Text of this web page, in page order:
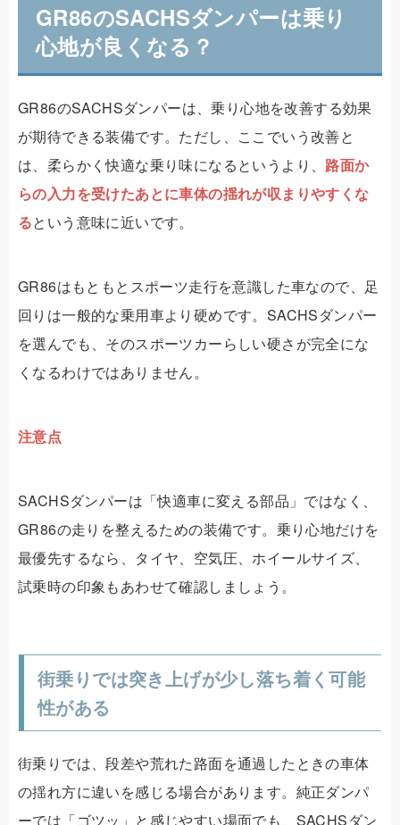
GR86のSACHSダンパーは乗り
心地が良くなる？
GR86のSACHSダンパーは、乗り心地を改善する効果
が期待できる装備です。ただし、ここでいう改善と
は、柔らかく快適な乗り味になるというより、 路面か
らの入力を受けたあとに車体の揺れが収まりやすくな
るという意味に近いです。
GR86はもともとスポーツ走行を意識した車なので、足
回りは一般的な乗用車より硬めです。SACHSダンパー
を選んでも、そのスポーツカーらしい硬さが完全にな
くなるわけではありません。
注意点
SACHSダンパーは「快適車に変える部品」ではなく、
GR86の走りを整えるための装備です。乗り心地だけを
最優先するなら、タイヤ、空気圧、ホイールサイズ、
試乗時の印象もあわせて確認しましょう。
街乗りでは突き上げが少し落ち着く可能
性がある
街乗りでは、段差や荒れた路面を通過したときの車体
の揺れ方に違いを感じる場合があります。純正ダンパ
ーでは「ゴツッ」と感じやすい場面でも、SACHSダン